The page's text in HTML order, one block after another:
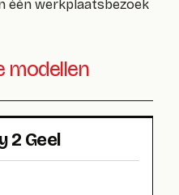
één werkplaatsbezoek
modellen
2 Geel